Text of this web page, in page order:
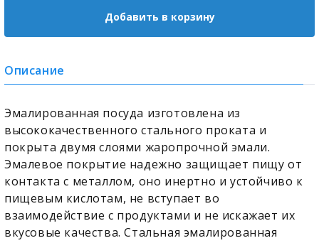
Добавить в корзину
Описание
Эмалированная посуда изготовлена из
высококачественного стального проката и
покрыта двумя слоями жаропрочной эмали.
Эмалевое покрытие надежно защищает пищу от
контакта с металлом, оно инертно и устойчиво к
пищевым кислотам, не вступает во
взаимодействие с продуктами и не искажает их
вкусовые качества. Стальная эмалированная